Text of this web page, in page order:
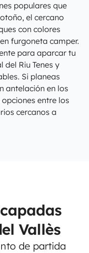
populares que
el cercano
con colores
furgoneta camper.
para aparcar tu
Riu Tenes y
Si planeas
antelación en los
entre los
cercanos a
Vallès
de partida